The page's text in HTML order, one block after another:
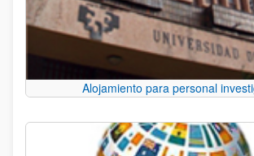
Alojamiento para personal